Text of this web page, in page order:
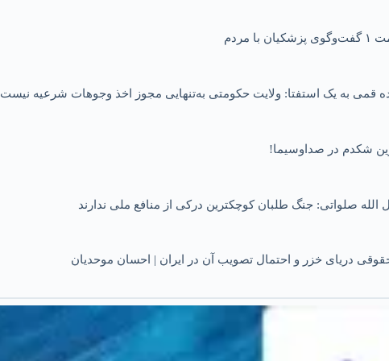
قمی به یک استفتا: ولایت حکومتی به‌تنهایی مجوز اخذ وجوهات شرعیه نیست
شکدم در صداوسیما!
الله صلواتی: جنگ طلبان کوچکترین درکی از منافع ملی ندارند
دریای خزر و احتمال تصویب آن در ایران | احسان موحدیان